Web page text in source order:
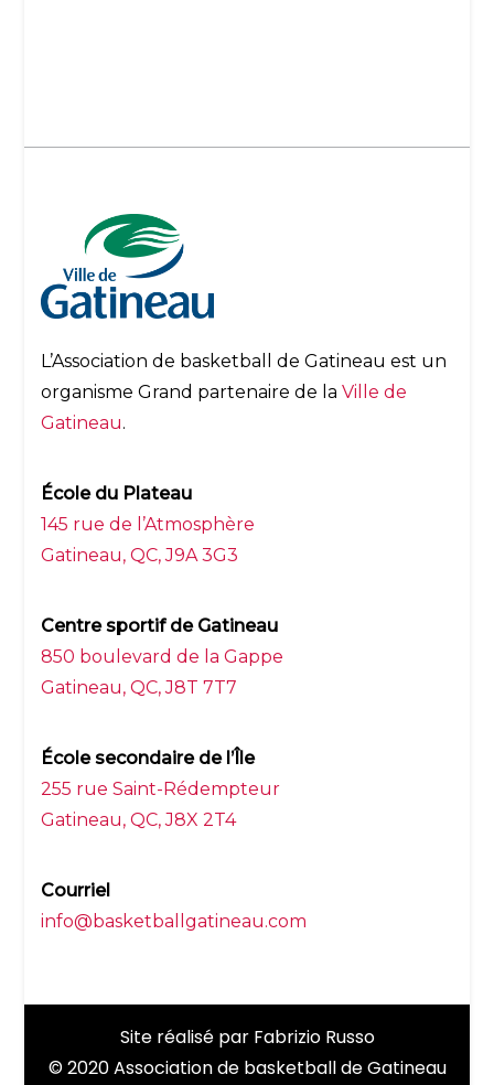
L’Association de basketball de Gatineau est un
organisme Grand partenaire de laVille de
Gatineau.
École du Plateau
145 rue de l’Atmosphère
Gatineau, QC, J9A 3G3
Centre sportif de Gatineau
850 boulevard de la Gappe
Gatineau, QC, J8T 7T7
École secondaire de l’Île
255 rue Saint-Rédempteur
Gatineau, QC, J8X 2T4
Courriel
info@basketballgatineau.com
Site réalisé par Fabrizio Russo
© 2020 Association de basketball de Gatineau